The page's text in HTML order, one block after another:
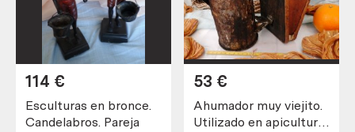
Esculturas en bronce.
Candelabros. Pareja
114 €
Ahumador muy viejito.
Utilizado en apicultura
53 €